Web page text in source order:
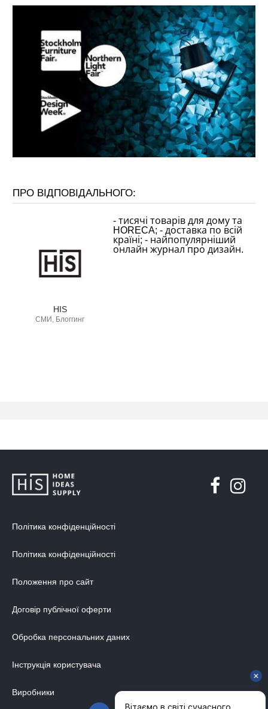
ПРО ВІДПОВІДАЛЬНОГО:
HIS
СМИ, Блоггинг
- тисячі товарів для дому та
HORECA; - доставка по всій
країні; - найпопулярніший
онлайн журнал про дизайн.
Політика конфіденційності
Політика конфіденційності
Положення про сайт
Договір публічної оферти
Обробка персональних даних
Інструкція користувача
Виробники